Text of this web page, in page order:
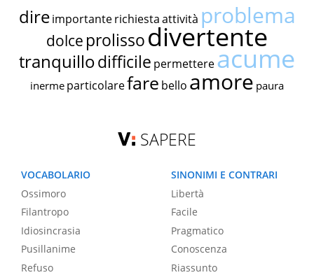
dire importante richiestaattività problema
dolce prolissodivertente
tranquillodifficile permettereacume
inerme particolarefare bello amore paura
SAPERE
VOCABOLARIO
Ossimoro
Filantropo
Idiosincrasia
Pusillanime
Refuso
SINONIMI E CONTRARI
Libertà
Facile
Pragmatico
Conoscenza
Riassunto